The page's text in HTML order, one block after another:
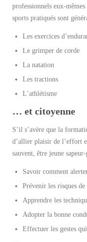
professionnels eux-
sports pratiqués sont
Les exercices
Le grimper de corde
La natation
Les tractions
L’athlétisme
… et citoyenne
S’il s’avère que la
d’allier plaisir de l’effort
sauvent, être jeune
Savoir comment
Prévenir les risques
Apprendre les
Adopter la bonne
Effectuer les gestes